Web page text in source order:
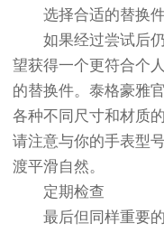
选择合适的替换
如果经过尝试后仍
望获得一个更符合个
的替换件。泰格豪雅
各种不同尺寸和材质
请注意与你的手表型
渡平滑自然。
定期检查
最后但同样重要的